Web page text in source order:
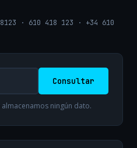
· 610 418 123 · +34 610
Consultar
ningún dato.